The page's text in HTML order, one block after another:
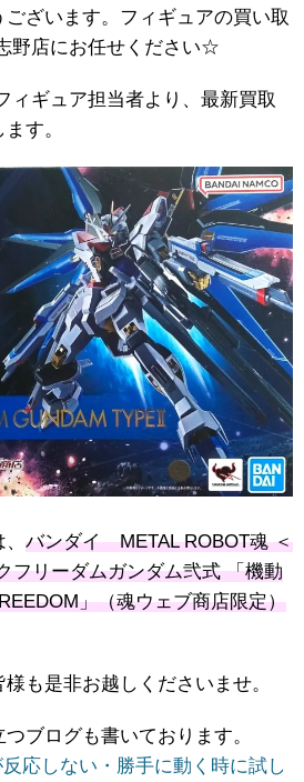
ざいます。フィギュアの買い取
野店にお任せください☆
ィギュア担当者より、最新買取
す。
バンダイ METAL ​ROBOT魂 ​＜
フリーダムガンダム弐式 ​「機動
」（魂ウェブ商店限定）
も是非お越しくださいませ。
ブログも書いております。
応しない・勝手に動く時に試し